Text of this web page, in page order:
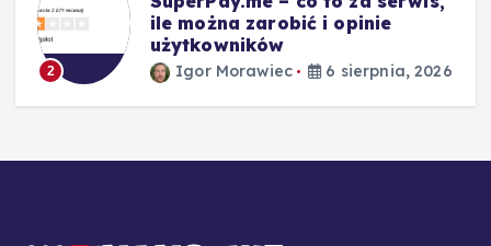
2
ile można zarobić i opinie
użytkowników
Igor Morawiec 6 sierpnia, 2026